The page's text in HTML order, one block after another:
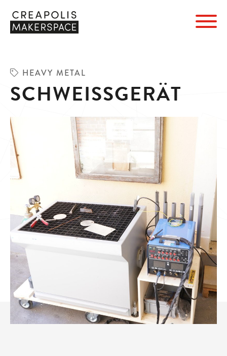
HEAVY METAL
SCHWEISS­GERÄT